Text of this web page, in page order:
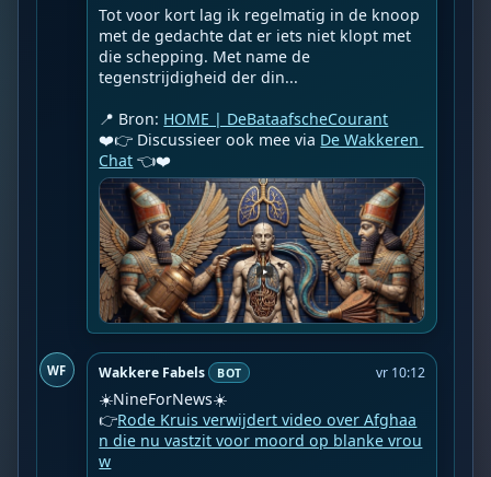
Tot voor kort lag ik regelmatig in de knoop
met de gedachte dat er iets niet klopt met
die schepping. Met name de
tegenstrijdigheid der din...
📍 Bron: HOME | DeBataafscheCourant
❤️👉 Discussieer ook mee via De Wakkeren
Chat 👈❤️
WF Wakkere Fabels BOT vr 10:12
☀️NineForNews☀️
👉Rode Kruis verwijdert video over Afghaa
n die nu vastzit voor moord op blanke vrou
w